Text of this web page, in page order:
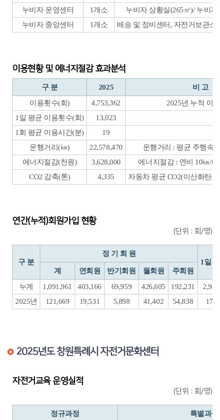
누비자 운영센터 1개소
누비자 상황실(265㎡)/ 누비
누비자 중앙센터
1개소 배송 및 정비센터, 자전거보관소
이용현황 및 에너지절감 효과분석
구 분 2025
비 고
이용횟수(회)
4,753,362
2025년 누적 이
1일 평균 이용횟수(회)
13,023
1회 평균 이용시간(분)
19
운행거리(㎞)
22,578,470
운행거리 : 평균 주행속
에너지절감(천원)
3,628,000
에너지절감 : 연비 10㎞/ℓ
CO2 감축(톤)
4,335 자동차 평균 CO2(이산화탄
연간(누적)회원가입 현황
(단위 : 회/명)
구 분
정 기 회 원
1일
계
연회원 반기회원 월회원
주회원
누계
1,091,961 403,166 69,959 426,605 192,231
2025년
121,669 19,531 5,898 41,402 54,838
2025년도 창원특례시 자전거문화센터
자전거교육 운영실적
(단위 : 회/명)
정규과정 특별과정